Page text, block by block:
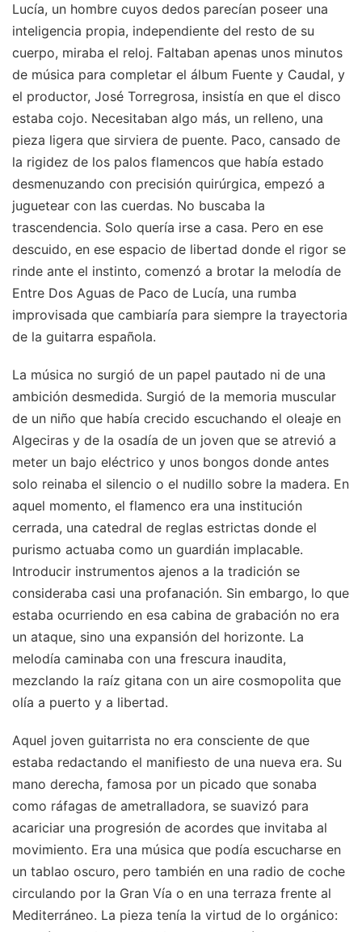
Lucía, un hombre cuyos dedos parecían poseer una
inteligencia propia, independiente del resto de su
cuerpo, miraba el reloj. Faltaban apenas unos minutos
de música para completar el álbum Fuente y Caudal, y
el productor, José Torregrosa, insistía en que el disco
estaba cojo. Necesitaban algo más, un relleno, una
pieza ligera que sirviera de puente. Paco, cansado de
la rigidez de los palos flamencos que había estado
desmenuzando con precisión quirúrgica, empezó a
juguetear con las cuerdas. No buscaba la
trascendencia. Solo quería irse a casa. Pero en ese
descuido, en ese espacio de libertad donde el rigor se
rinde ante el instinto, comenzó a brotar la melodía de
Entre Dos Aguas de Paco de Lucía, una rumba
improvisada que cambiaría para siempre la trayectoria
de la guitarra española.
La música no surgió de un papel pautado ni de una
ambición desmedida. Surgió de la memoria muscular
de un niño que había crecido escuchando el oleaje en
Algeciras y de la osadía de un joven que se atrevió a
meter un bajo eléctrico y unos bongos donde antes
solo reinaba el silencio o el nudillo sobre la madera. En
aquel momento, el flamenco era una institución
cerrada, una catedral de reglas estrictas donde el
purismo actuaba como un guardián implacable.
Introducir instrumentos ajenos a la tradición se
consideraba casi una profanación. Sin embargo, lo que
estaba ocurriendo en esa cabina de grabación no era
un ataque, sino una expansión del horizonte. La
melodía caminaba con una frescura inaudita,
mezclando la raíz gitana con un aire cosmopolita que
olía a puerto y a libertad.
Aquel joven guitarrista no era consciente de que
estaba redactando el manifiesto de una nueva era. Su
mano derecha, famosa por un picado que sonaba
como ráfagas de ametralladora, se suavizó para
acariciar una progresión de acordes que invitaba al
movimiento. Era una música que podía escucharse en
un tablao oscuro, pero también en una radio de coche
circulando por la Gran Vía o en una terraza frente al
Mediterráneo. La pieza tenía la virtud de lo orgánico: